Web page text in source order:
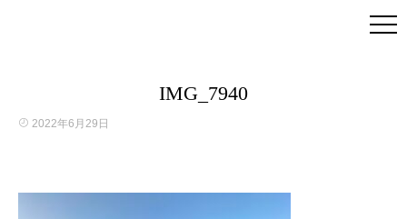
IMG_7940
2022年6月29日